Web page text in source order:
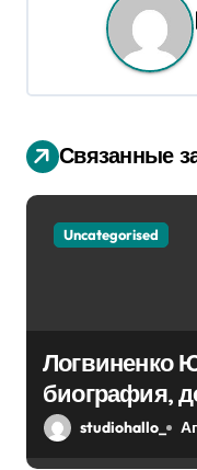
и
я
п
п
и
с
Связанные
Uncategorised
Логвиненко
биография,
интересные
studiohallo_